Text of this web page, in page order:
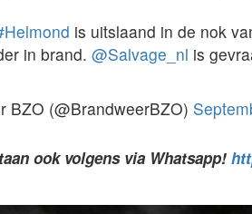
is uitslaand in de nok
in brand. @Salvage_nl is
(@BrandweerBZO)
ook volgens via Whatsapp!